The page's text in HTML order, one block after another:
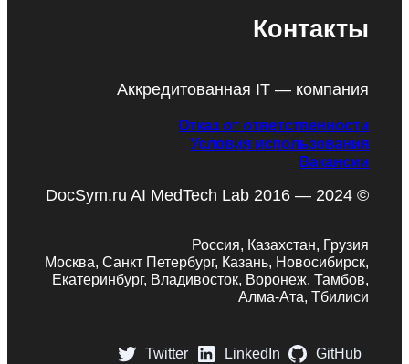
Контакты
Аккредитованная IT — компания
Отказ от ответственности
Условия использования
Вакансии
DocSym.ru AI MedTech Lab 2016 — 2024 ©
Россия, Казахстан, Грузия
Москва, Санкт Петербург, Казань, Новосибирск,
Екатеринбург, Владивосток, Воронеж, Тамбов,
Алма-Ата, Тбилиси
Twitter LinkedIn
GitHub